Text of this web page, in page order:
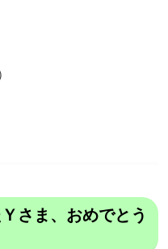
さま、おめでとう